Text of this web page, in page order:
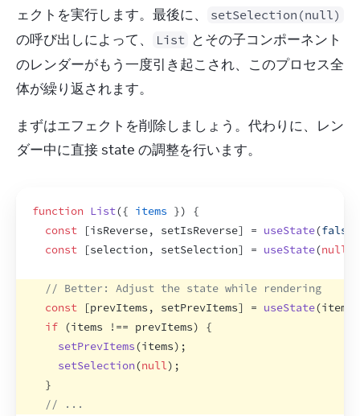
ェクトを実行します。最後に、
setSelection(null)
の呼び出しによって、 List とその子コンポーネント
のレンダーがもう一度引き起こされ、このプロセス全
体が繰り返されます。
まずはエフェクトを削除しましょう。代わりに、レン
ダー中に直接 state の調整を行います。
function List({ items })
{
const
[isReverse, setIsReverse] = useState(false
const
[selection, setSelection] = useState(null
// Better: Adjust the state while rendering
const
[prevItems , setPrevItems] = useState(items
if (items !== prevItems)
{
setPrevItems(items) ;
setSelection(null) ;
}
// ...